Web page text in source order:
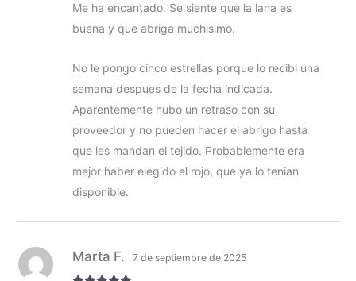
con 4de 5
Me ha encantado. Se siente que la lana es
buena y que abriga muchisimo.
No le pongo cinco estrellas porque lo recibi una
semana despues de la fecha indicada.
Aparentemente hubo un retraso con su
proveedor y no pueden hacer el abrigo hasta
que les mandan el tejido. Probablemente era
mejor haber elegido el rojo, que ya lo tenian
disponible.
Marta F. 7 de septiembre de 2025